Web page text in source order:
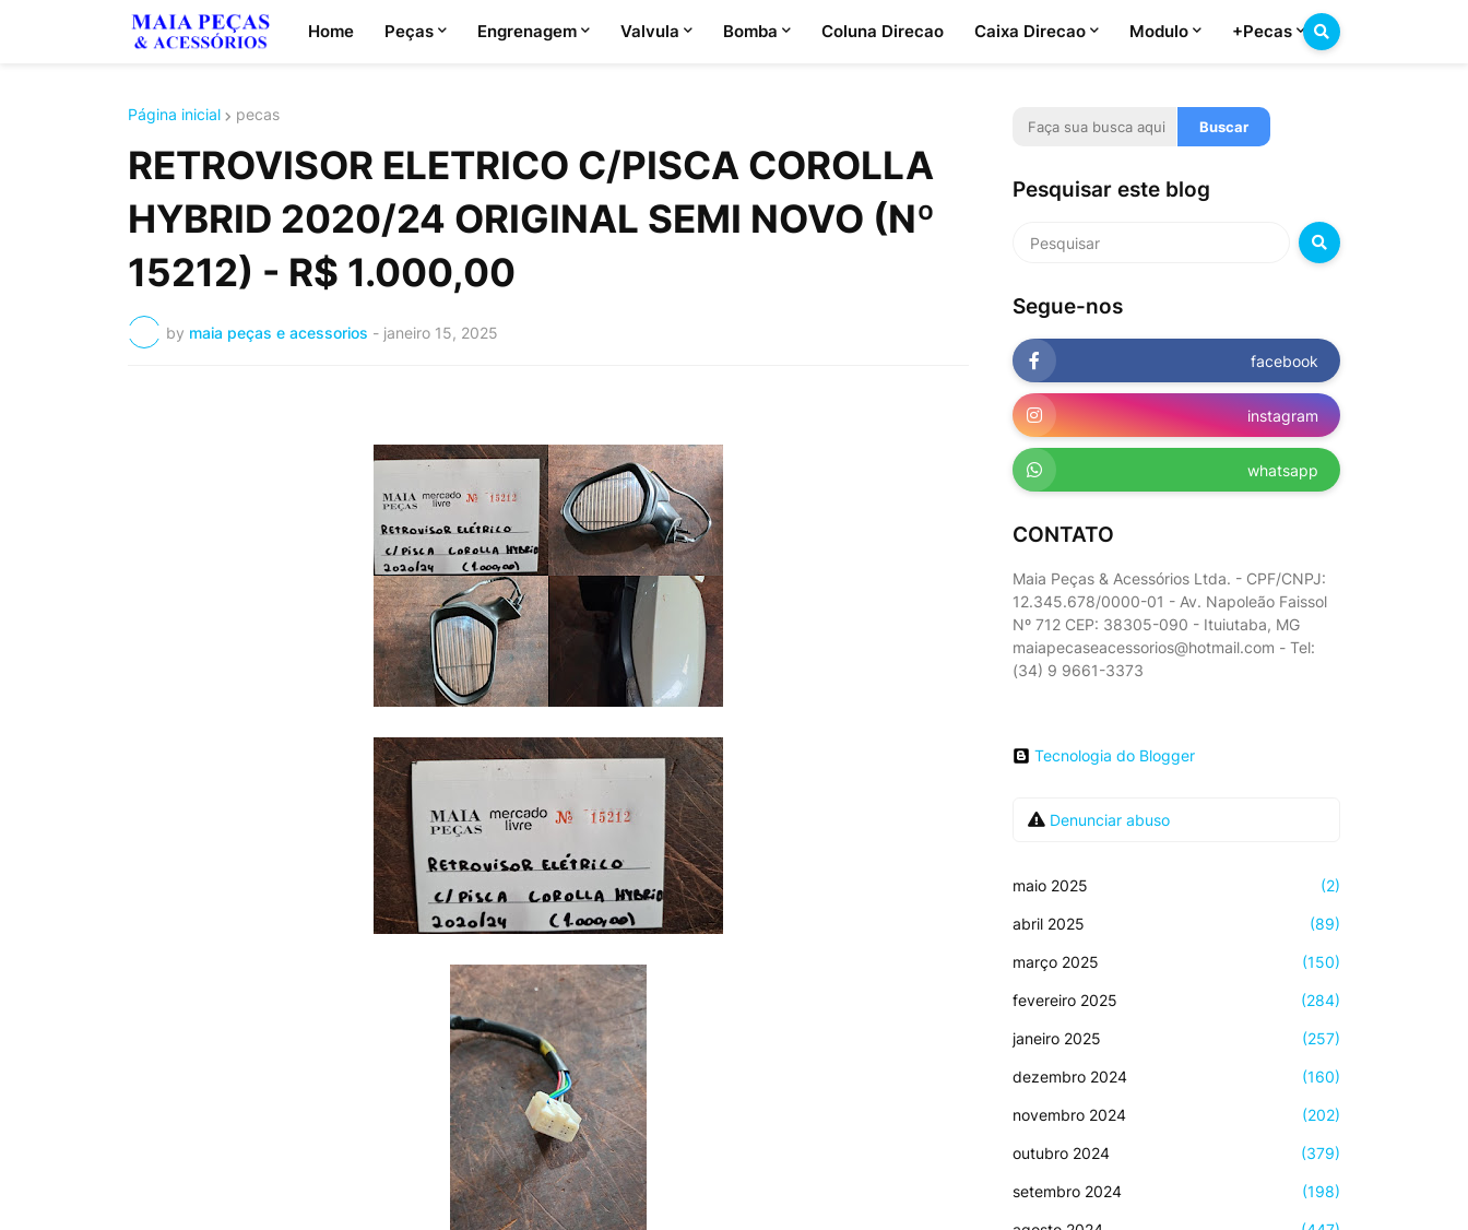
Home Peças Engrenagem Valvula Bomba Coluna Direcao Caixa Direcao Modulo +Pecas
Página inicial pecas
RETROVISOR ELETRICO C/PISCA COROLLA
HYBRID 2020/24 ORIGINAL SEMI NOVO (Nº
15212) - R$ 1.000,00
by maia peças e acessorios - janeiro 15, 2025
Pesquisar este blog
Segue-nos
facebook
instagram
whatsapp
CONTATO
Maia Peças & Acessórios Ltda. - CPF/CNPJ:
12.345.678/0000-01 - Av. Napoleão Faissol
Nº 712 CEP: 38305-090 - Ituiutaba, MG
maiapecaseacessorios@hotmail.com - Tel:
(34) 9 9661-3373
Tecnologia do Blogger
Denunciar abuso
maio 2025 (2)
abril 2025 (89)
março 2025 (150)
fevereiro 2025 (284)
janeiro 2025 (257)
dezembro 2024 (160)
novembro 2024 (202)
outubro 2024 (379)
setembro 2024 (198)